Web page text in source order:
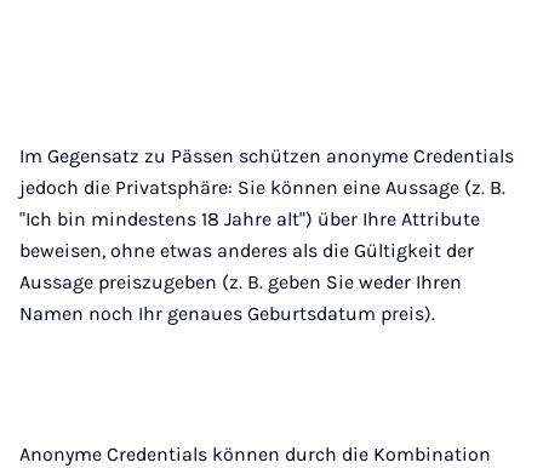
Im Gegensatz zu Pässen schützen anonyme Credentials
jedoch die Privatsphäre: Sie können eine Aussage (z. B.
"Ich bin mindestens 18 Jahre alt") über Ihre Attribute
beweisen, ohne etwas anderes als die Gültigkeit der
Aussage preiszugeben (z. B. geben Sie weder Ihren
Namen noch Ihr genaues Geburtsdatum preis).
Anonyme Credentials können durch die Kombination